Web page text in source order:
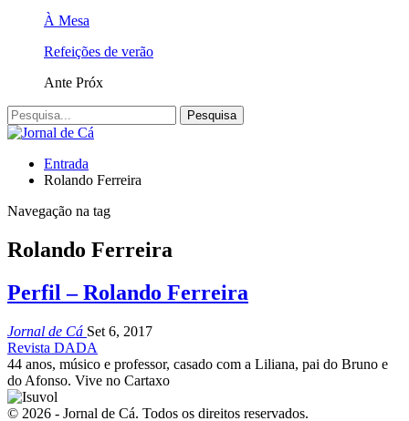
À Mesa
Refeições de verão
Ante Próx
Entrada
Rolando Ferreira
Navegação na tag
Rolando Ferreira
Perfil – Rolando Ferreira
Jornal de Cá Set 6, 2017
Revista DADA
44 anos, músico e professor, casado com a Liliana, pai do Bruno e
do Afonso. Vive no Cartaxo
© 2026 - Jornal de Cá. Todos os direitos reservados.